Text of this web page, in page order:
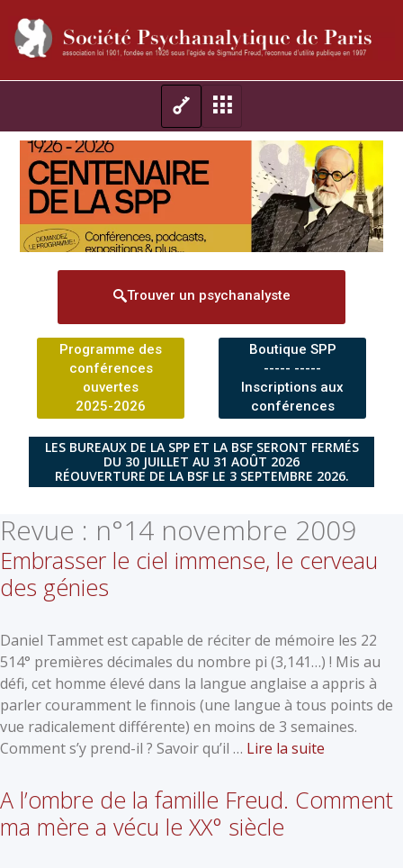
Trouver un psychanalyste
Programme des
conférences
ouvertes
2025-2026
Boutique SPP
----- -----
Inscriptions aux
conférences
LES BUREAUX DE LA SPP ET LA BSF SERONT FERMÉS
DU 30 JUILLET AU 31 AOÛT 2026
RÉOUVERTURE DE LA BSF LE 3 SEPTEMBRE 2026.
Revue : n°14 novembre 2009
Embrasser le ciel immense, le cerveau
des génies
Daniel Tammet est capable de réciter de mémoire les 22
514° premières décimales du nombre pi (3,141…) ! Mis au
défi, cet homme élevé dans la langue anglaise a appris à
parler couramment le finnois (une langue à tous points de
vue radicalement différente) en moins de 3 semaines.
Comment s’y prend-il ? Savoir qu’il … Lire la suite
A l’ombre de la famille Freud. Comment
ma mère a vécu le XX° siècle